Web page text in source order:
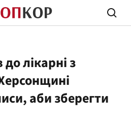
лікарні з
аби зберегти